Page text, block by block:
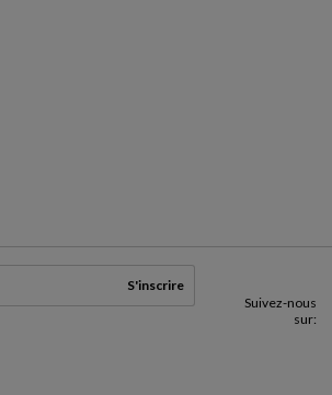
Suivez-nous
sur:
S'inscrire